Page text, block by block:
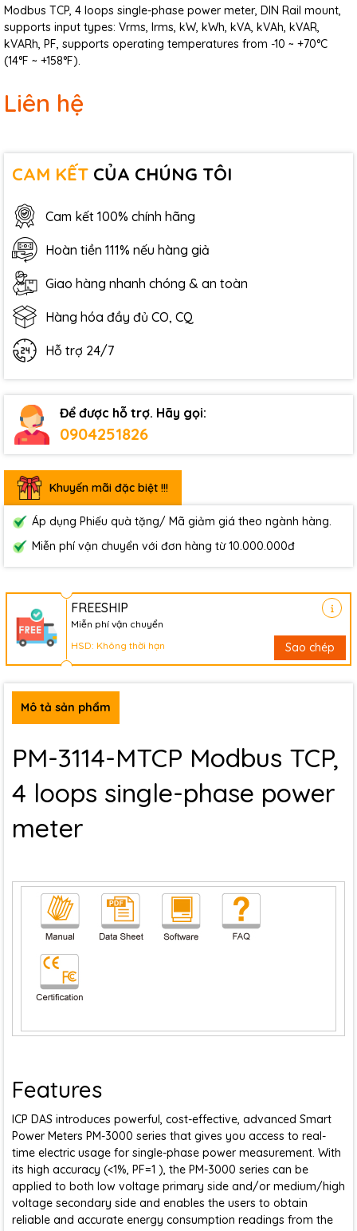
Modbus TCP, 4 loops single-phase power meter, DIN Rail mount,
supports input types: Vrms, Irms, kW, kWh, kVA, kVAh, kVAR,
kVARh, PF, supports operating temperatures from -10 ~ +70°C
(14°F ~ +158°F).
Liên hệ
CAM KẾT CỦA CHÚNG TÔI
Cam kết 100% chính hãng
Hoàn tiền 111% nếu hàng giả
Giao hàng nhanh chóng & an toàn
Hàng hóa đầy đủ CO, CQ
Hỗ trợ 24/7
Để được hỗ trợ. Hãy gọi:
0904251826
Khuyến mãi đặc biệt !!!
Áp dụng Phiếu quà tặng/ Mã giảm giá theo ngành hàng.
Miễn phí vận chuyển với đơn hàng từ 10.000.000đ
FREESHIP
Miễn phí vận chuyển
HSD: Không thời hạn
Sao chép
Mô tả sản phẩm
PM-3114-MTCP Modbus TCP,
4 loops single-phase power
meter
Features
ICP DAS introduces powerful, cost-effective, advanced Smart
Power Meters PM-3000 series that gives you access to real-
time electric usage for single-phase power measurement. With
its high accuracy (<1%, PF=1 ), the PM-3000 series can be
applied to both low voltage primary side and/or medium/high
voltage secondary side and enables the users to obtain
reliable and accurate energy consumption readings from the